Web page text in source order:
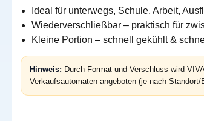
Ideal für unterwegs, Schule, Arbeit,
Wiederverschließbar – praktisch für
Kleine Portion – schnell gekühlt &
Hinweis: Durch Format und Verschluss wird
Verkaufsautomaten angeboten (je nach Standort/